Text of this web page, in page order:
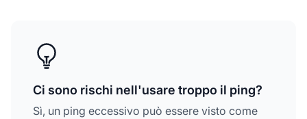
Ci sono rischi nell'usare troppo il ping?
Sì, un ping eccessivo può essere visto come